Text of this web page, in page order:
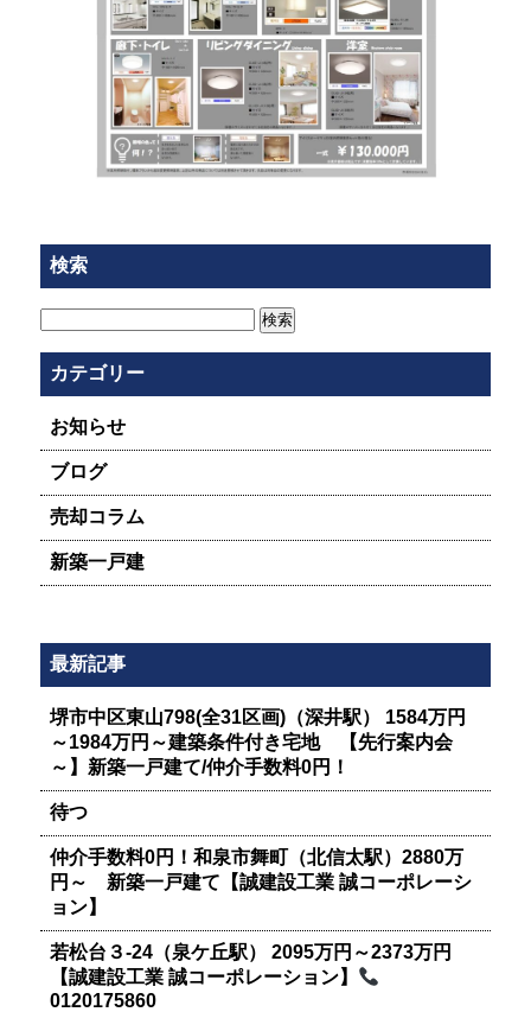
検索
カテゴリー
お知らせ
ブログ
売却コラム
新築一戸建
最新記事
堺市中区東山798(全31区画)（深井駅） 1584万円
～1984万円～建築条件付き宅地 【先行案内会
～】新築一戸建て/仲介手数料0円！
待つ
仲介手数料0円！和泉市舞町（北信太駅）2880万
円～ 新築一戸建て【誠建設工業 誠コーポレーシ
ョン】
若松台３-24（泉ケ丘駅） 2095万円～2373万円
【誠建設工業 誠コーポレーション】
0120175860